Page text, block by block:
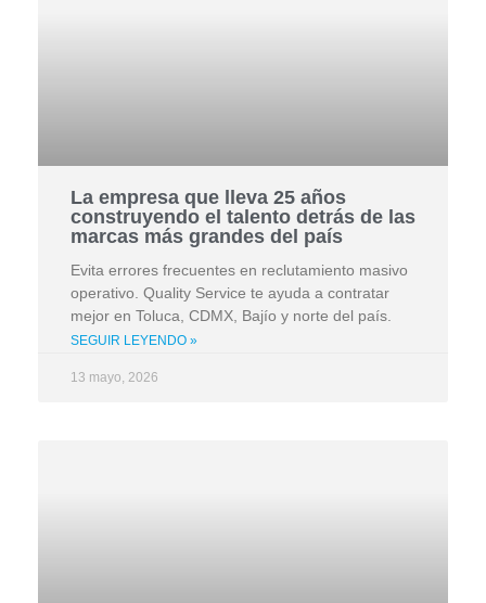
La empresa que lleva 25 años
construyendo el talento detrás de las
marcas más grandes del país
Evita errores frecuentes en reclutamiento masivo
operativo. Quality Service te ayuda a contratar
mejor en Toluca, CDMX, Bajío y norte del país.
SEGUIR LEYENDO »
13 mayo, 2026